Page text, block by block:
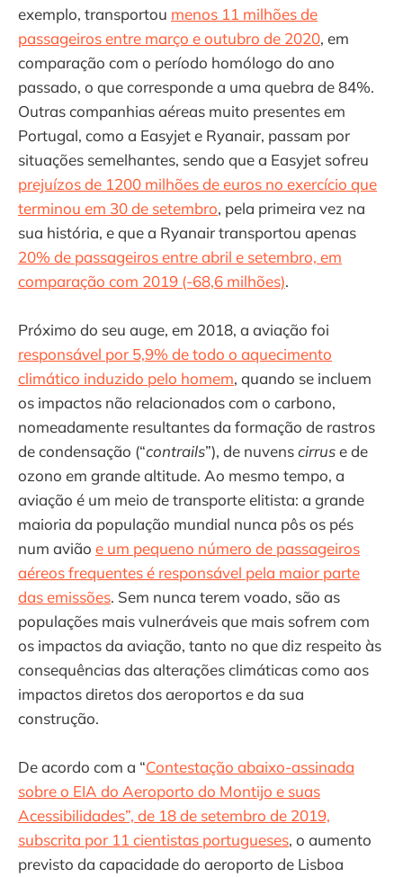
exemplo, transportou menos 11 milhões de
passageiros entre março e outubro de 2020, em
comparação com o período homólogo do ano
passado, o que corresponde a uma quebra de 84%.
Outras companhias aéreas muito presentes em
Portugal, como a Easyjet e Ryanair, passam por
situações semelhantes, sendo que a Easyjet sofreu
prejuízos de 1200 milhões de euros no exercício que
terminou em 30 de setembro, pela primeira vez na
sua história, e que a Ryanair transportou apenas
20% de passageiros entre abril e setembro, em
comparação com 2019 (-68,6 milhões).
Próximo do seu auge, em 2018, a aviação foi
responsável por 5,9% de todo o aquecimento
climático induzido pelo homem, quando se incluem
os impactos não relacionados com o carbono,
nomeadamente resultantes da formação de rastros
de condensação (“contrails”), de nuvenscirruse de
ozono em grande altitude. Ao mesmo tempo, a
aviação é um meio de transporte elitista: a grande
maioria da população mundial nunca pôs os pés
num avião e um pequeno número de passageiros
aéreos frequentes é responsável pela maior parte
das emissões. Sem nunca terem voado, são as
populações mais vulneráveis que mais sofrem com
os impactos da aviação, tanto no que diz respeito às
consequências das alterações climáticas como aos
impactos diretos dos aeroportos e da sua
construção.
De acordo com a “Contestação abaixo-assinada
sobre o EIA do Aeroporto do Montijo e suas
Acessibilidades”, de 18 de setembro de 2019,
subscrita por 11 cientistas portugueses, o aumento
previsto da capacidade do aeroporto de Lisboa